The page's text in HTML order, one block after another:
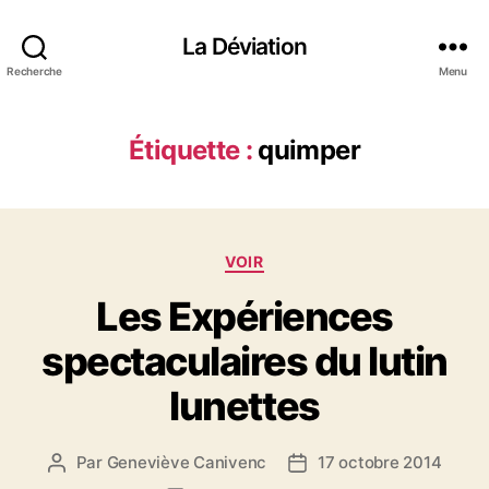
Recherche
La Déviation
Menu
Étiquette : quimper
C
t
é
g
o
r
i
s
VOIR
Les Expériences
spectaculaires du lutin
lunettes
A Par Geneviève Canivenc
D 17 octobre 2014